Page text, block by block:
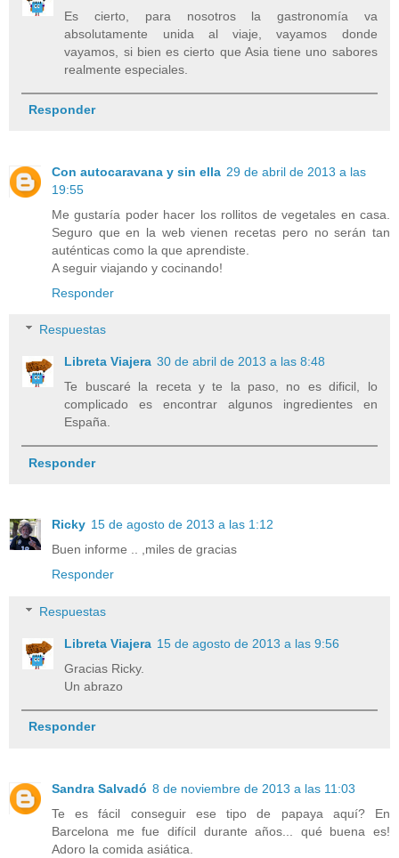
Es cierto, para nosotros la gastronomía va
absolutamente unida al viaje, vayamos donde
vayamos, si bien es cierto que Asia tiene uno sabores
realmente especiales.
Responder
Con autocaravana y sin ella 29 de abril de 2013 a las
19:55
Me gustaría poder hacer los rollitos de vegetales en casa.
Seguro que en la web vienen recetas pero no serán tan
auténticas como la que aprendiste.
A seguir viajando y cocinando!
Responder
Respuestas
Libreta Viajera 30 de abril de 2013 a las 8:48
Te buscaré la receta y te la paso, no es dificil, lo
complicado es encontrar algunos ingredientes en
España.
Responder
Ricky 15 de agosto de 2013 a las 1:12
Buen informe .. ,miles de gracias
Responder
Respuestas
Libreta Viajera 15 de agosto de 2013 a las 9:56
Gracias Ricky.
Un abrazo
Responder
Sandra Salvadó 8 de noviembre de 2013 a las 11:03
Te es fácil conseguir ese tipo de papaya aquí? En
Barcelona me fue difícil durante años... qué buena es!
Adoro la comida asiática.